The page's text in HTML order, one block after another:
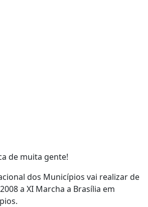
de muita gente!
dos Municípios vai realizar de
a XI Marcha a Brasília em